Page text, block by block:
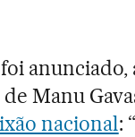
Manu
nacional: